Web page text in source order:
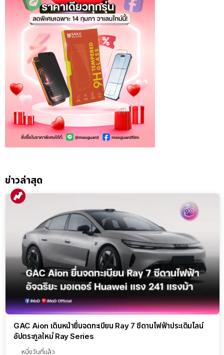
ข่าวล่าสุด
GAC Aion เดินหน้ายื่นจดทะเบียน Ray 7 ซีดานไฟฟ้าประเดิมไลน์
อัปตระกูลใหม่ Ray Series
หนึ่งวันที่แล้ว